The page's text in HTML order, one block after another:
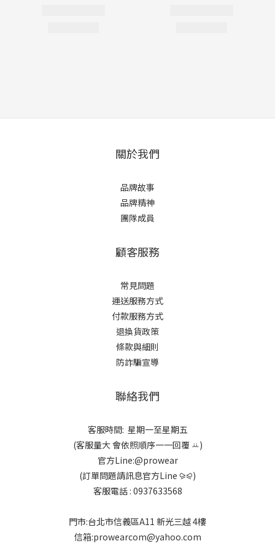
關於我們
品牌故事
品牌精神
團隊成員
顧客服務
常見問題
運送服務方式
付款服務方式
退換貨政策
條款與細則
防詐騙宣導
聯絡我們
客服時間: 星期一至星期五
(客服量大 會依照順序一一回覆 ꕁ)
官方Line:@prowear
(訂單問題請訊息官方Line ⪩⪨)
客服電話 : 0937633568
門市:台北市信義區A11 新光三越 4樓
信箱:prowearcom@yahoo.com